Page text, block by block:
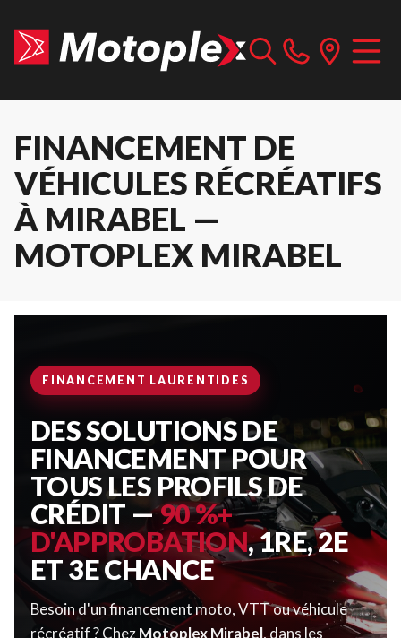
FINANCEMENT DE
VÉHICULES RÉCRÉATIFS
À MIRABEL —
MOTOPLEX MIRABEL
FINANCEMENT LAURENTIDES
DES SOLUTIONS DE
FINANCEMENT POUR
TOUS LES PROFILS DE
CRÉDIT —90 %+
D'APPROBATION, 1RE, 2E
ET 3E CHANCE
Besoin d'un financement moto, VTT ou véhicule
récréatif ? ChezMotoplex Mirabel, dans les